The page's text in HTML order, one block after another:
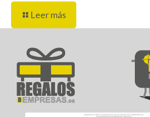
Leer más